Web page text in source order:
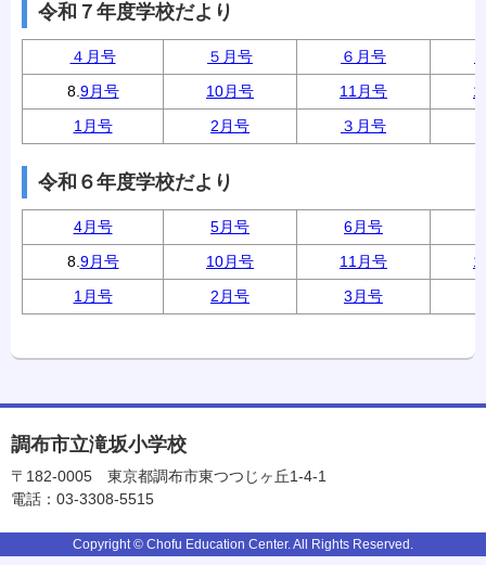
令和７年度学校だより
４月号 ５月号 ６月号
8.9月号 10月号 11月号
1月号
2月号 ３月号
令和６年度学校だより
4月号 5月号 6月号
8.9月号 10月号 11月号
1月号
2月号 3月号
調布市立滝坂小学校
〒182-0005
東京都調布市東つつじヶ丘1-4-1
電話：03-3308-5515
Copyright © Chofu Education Center. All Rights Reserved.